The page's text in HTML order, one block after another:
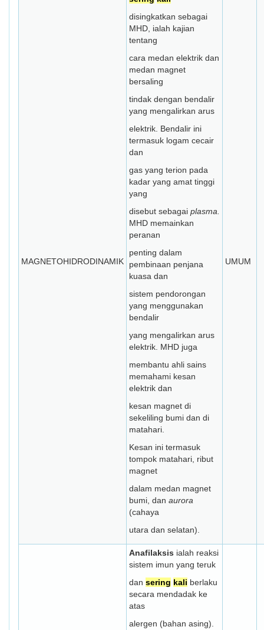
MAGNETOHIDRODINAMIK
disingkatkan sebagai
MHD, ialah kajian
tentang
cara medan elektrik dan
medan magnet
bersaling
tindak dengan bendalir
yang mengalirkan arus
elektrik. Bendalir ini
termasuk logam cecair
dan
gas yang terion pada
kadar yang amat tinggi
yang
disebut sebagai plasma.
MHD memainkan
peranan
penting dalam
pembinaan penjana
kuasa dan
sistem pendorongan
yang menggunakan
bendalir
yang mengalirkan arus
elektrik. MHD juga
membantu ahli sains
memahami kesan
elektrik dan
kesan magnet di
sekeliling bumi dan di
matahari.
Kesan ini termasuk
tompok matahari, ribut
magnet
dalam medan magnet
bumi, dan aurora
(cahaya
utara dan selatan).
UMUM
Anafilaksis ialah reaksi
sistem imun yang teruk
dan sering kali berlaku
secara mendadak ke
atas
alergen (bahan asing).